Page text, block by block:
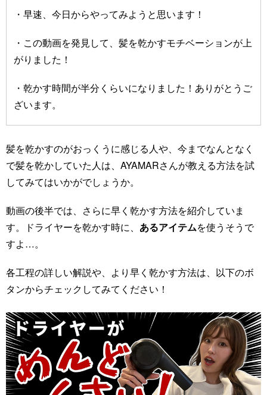
・早速、今日からやってみようと思います！
・この動画を発見して、髪を乾かすモチベーションが上
がりました！
・乾かす時間が半分くらいになりました！ありがとうご
ざいます。
髪を乾かすのがおっくうに感じる人や、今までなんとなく
で髪を乾かしていた人は、AYAMARさんが教える方法を試
してみてはいかがでしょうか。
動画の後半では、さらに早く乾かす方法を紹介していま
す。ドライヤーを乾かす時に、 あるアイテムを使うそうで
すよ…。
各工程の詳しい解説や、より早く乾かす方法は、以下のボ
タンからチェックしてみてください！